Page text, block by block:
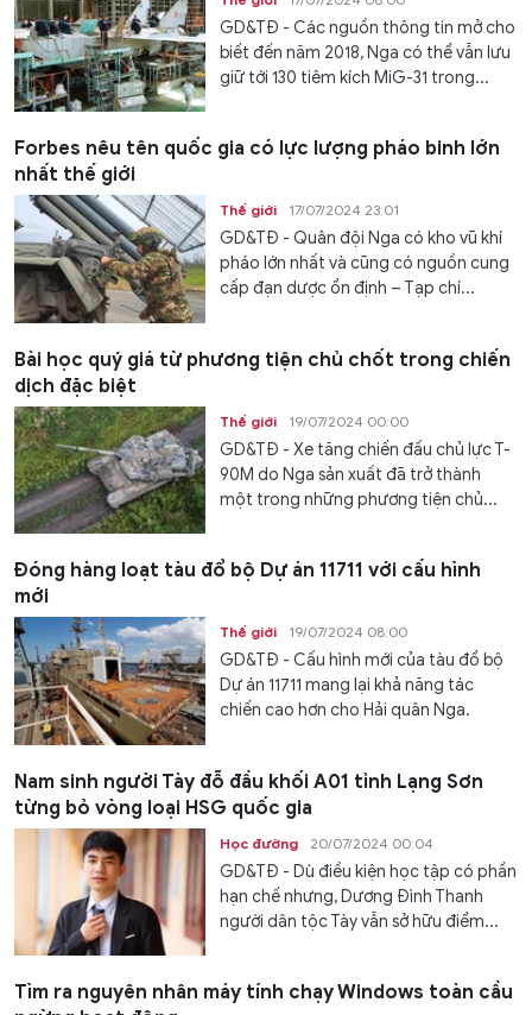
GD&TĐ - Các nguồn thông tin mở cho
biết đến năm 2018, Nga có thể vẫn lưu
giữ tới 130 tiêm kích MiG-31 trong...
Forbes nêu tên quốc gia có lực lượng pháo binh lớn
nhất thế giới
Thế giới 17/07/2024 23:01
GD&TĐ - Quân đội Nga có kho vũ khí
pháo lớn nhất và cũng có nguồn cung
cấp đạn dược ổn định – Tạp chí...
Bài học quý giá từ phương tiện chủ chốt trong chiến
dịch đặc biệt
Thế giới 19/07/2024 00:00
GD&TĐ - Xe tăng chiến đấu chủ lực T-
90M do Nga sản xuất đã trở thành
một trong những phương tiện chủ...
Đóng hàng loạt tàu đổ bộ Dự án 11711 với cấu hình
mới
Thế giới 19/07/2024 08:00
GD&TĐ - Cấu hình mới của tàu đổ bộ
Dự án 11711 mang lại khả năng tác
chiến cao hơn cho Hải quân Nga.
Nam sinh người Tày đỗ đầu khối A01 tỉnh Lạng Sơn
từng bỏ vòng loại HSG quốc gia
Học đường 20/07/2024 00:04
GD&TĐ - Dù điều kiện học tập có phần
hạn chế nhưng, Dương Đình Thanh
người dân tộc Tày vẫn sở hữu điểm...
Tìm ra nguyên nhân máy tính chạy Windows toàn cầu